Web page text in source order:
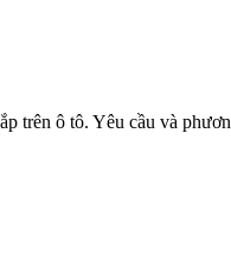
trên ô tô. Yêu cầu và